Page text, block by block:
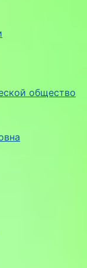
общество